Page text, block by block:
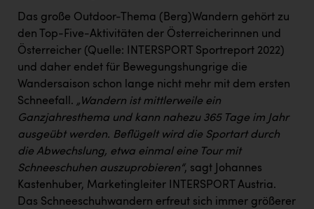
Passage Linz
PÜSPÖK
REMAX
RE/MAX Welcome
Resch&Frisch
RUBBLE MASTER
Das große Outdoor-Thema (Berg)Wandern gehört zu
den Top-Five-Aktivitäten der Österreicherinnen und
Österreicher (Quelle: INTERSPORT Sportreport 2022)
und daher endet für Bewegungshungrige die
Wandersaison schon lange nicht mehr mit dem ersten
Schneefall. „Wandern ist mittlerweile ein
Ganzjahresthema und kann nahezu 365 Tage im Jahr
ausgeübt werden. Beflügelt wird die Sportart durch
die Abwechslung, etwa einmal eine Tour mit
Schneeschuhen auszuprobieren“, sagt Johannes
Kastenhuber, Marketingleiter INTERSPORT Austria.
Das Schneeschuhwandern erfreut sich immer größerer